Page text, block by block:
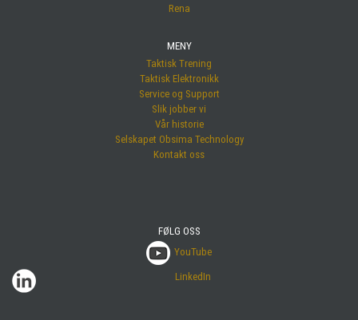
Rena
MENY
Taktisk Trening
Taktisk Elektronikk
Service og Support
Slik jobber vi
Vår historie
Selskapet Obsima Technology
Kontakt oss
FØLG OSS
YouTube
LinkedIn